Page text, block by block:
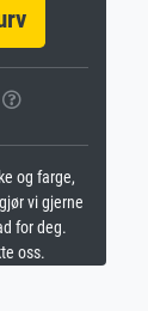
og farge,
vi gjerne
for deg.
oss.